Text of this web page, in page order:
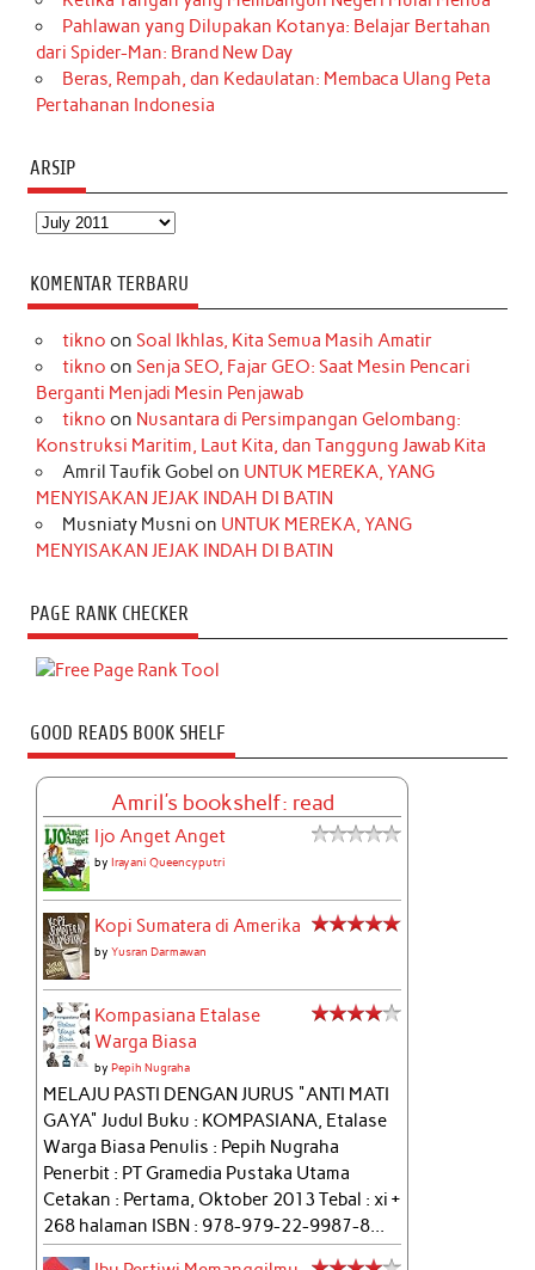
Pahlawan yang Dilupakan Kotanya: Belajar Bertahan
dari Spider-Man: Brand New Day
Beras, Rempah, dan Kedaulatan: Membaca Ulang Peta
Pertahanan Indonesia
ARSIP
Arsip
KOMENTAR TERBARU
tikno on Soal Ikhlas, Kita Semua Masih Amatir
tikno on Senja SEO, Fajar GEO: Saat Mesin Pencari
Berganti Menjadi Mesin Penjawab
tikno on Nusantara di Persimpangan Gelombang:
Konstruksi Maritim, Laut Kita, dan Tanggung Jawab Kita
Amril Taufik Gobel on UNTUK MEREKA, YANG
MENYISAKAN JEJAK INDAH DI BATIN
Musniaty Musni on UNTUK MEREKA, YANG
MENYISAKAN JEJAK INDAH DI BATIN
PAGE RANK CHECKER
GOOD READS BOOK SHELF
Amril's bookshelf: read
Ijo Anget Anget
byIrayani Queencyputri
Kopi Sumatera di Amerika
byYusran Darmawan
Kompasiana Etalase
Warga Biasa
byPepih Nugraha
MELAJU PASTI DENGAN JURUS "ANTI MATI
GAYA" Judul Buku : KOMPASIANA, Etalase
Warga Biasa Penulis : Pepih Nugraha
Penerbit : PT Gramedia Pustaka Utama
Cetakan : Pertama, Oktober 2013 Tebal : xi +
268 halaman ISBN : 978-979-22-9987-8...